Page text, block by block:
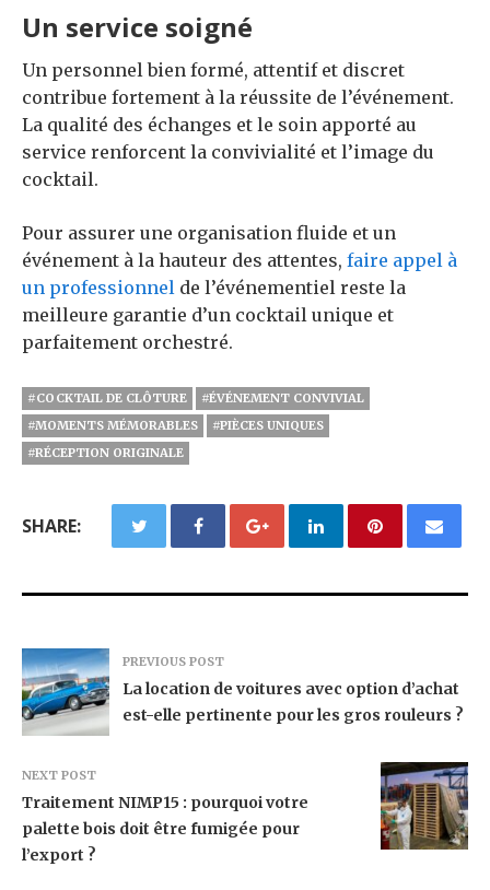
Un service soigné
Un personnel bien formé, attentif et discret
contribue fortement à la réussite de l’événement.
La qualité des échanges et le soin apporté au
service renforcent la convivialité et l’image du
cocktail.
Pour assurer une organisation fluide et un
événement à la hauteur des attentes, faire appel à
un professionnel de l’événementiel reste la
meilleure garantie d’un cocktail unique et
parfaitement orchestré.
#COCKTAIL DE CLÔTURE
#ÉVÉNEMENT CONVIVIAL
#MOMENTS MÉMORABLES
#PIÈCES UNIQUES
#RÉCEPTION ORIGINALE
SHARE:
PREVIOUS POST
La location de voitures avec option d’achat
est-elle pertinente pour les gros rouleurs ?
NEXT POST
Traitement NIMP15 : pourquoi votre
palette bois doit être fumigée pour
l’export ?